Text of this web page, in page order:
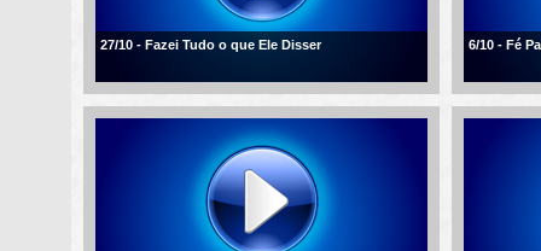
27/10 - Fazei Tudo o que Ele Disser 6/10 - Fé